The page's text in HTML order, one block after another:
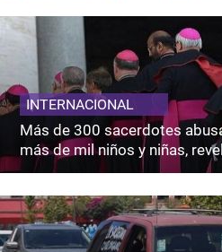
INTERNACIONAL
Más de 300 sacerdotes
más de mil niños y niñas,